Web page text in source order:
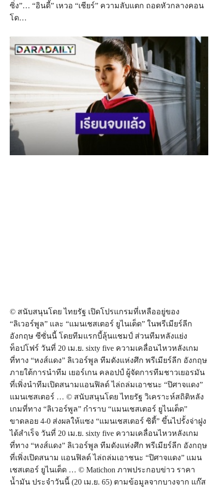
ซิ่ง”… “อินดี้” เหวอ “เชียร์” ความลับแตก ถอดหัวกลางคอน
โด…
© สนับสนุนโดย ไทยรัฐ เปิดโปรแกรมที่เหลืออยู่ของ
“ลิเวอร์พูล” และ “แมนเชสเตอร์ ยูไนเต็ด” ในพรีเมียร์ลีก
อังกฤษ ซีซั่นนี้ โดยทีมแรกบี้ลุ้นแชมป์ ส่วนทีมหลังแย่ง
ท็อปโฟร์ วันที่ 20 เม.ย. sixty five ความเคลื่อนไหวหลังเกม
ที่ทาง “หงส์แดง” ลิเวอร์พูล ทีมดังแห่งศึก พรีเมียร์ลีก อังกฤษ
ภายใต้การนำทีม เยอร์เกน คลอปป์ ผู้จัดการทีมชาวเยอรมัน
ที่เพิ่งนำทีมเปิดสนามแอนฟิลด์ ไล่ถล่มเอาชนะ “ปิศาจแดง”
แมนเชสเตอร์ … © สนับสนุนโดย ไทยรัฐ วิเคราะห์สถิติหลัง
เกมที่ทาง “ลิเวอร์พูล” กำราบ “แมนเชสเตอร์ ยูไนเต็ด”
ขาดลอย 4-0 ส่งผลให้แซง “แมนเชสเตอร์ ซิตี้” ขึ้นไปรั้งจ่าฝูง
ได้สำเร็จ วันที่ 20 เม.ย. sixty five ความเคลื่อนไหวหลังเกม
ที่ทาง “หงส์แดง” ลิเวอร์พูล ทีมดังแห่งศึก พรีเมียร์ลีก อังกฤษ
ที่เพิ่งเปิดสนาม แอนฟิลด์ ไล่ถล่มเอาชนะ “ปิศาจแดง” แมน
เชสเตอร์ ยูไนเต็ด … © Matichon ภาพประกอบข่าว ราคา
น้ำมัน ประจำวันนี้ (20 เม.ย. 65) ตามข้อมูลจากบางจาก แก๊ส